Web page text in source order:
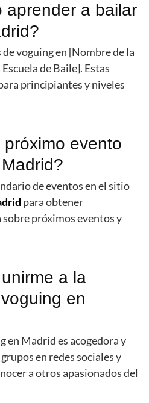
aprender a bailar
voguing en [Nombre de la
de Baile]. Estas
principiantes y niveles
evento
de eventos en el sitio
para obtener
próximos eventos y
a la
en
en Madrid es acogedora y
en redes sociales y
a otros apasionados del